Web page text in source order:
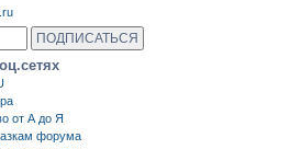
от А до Я
форума